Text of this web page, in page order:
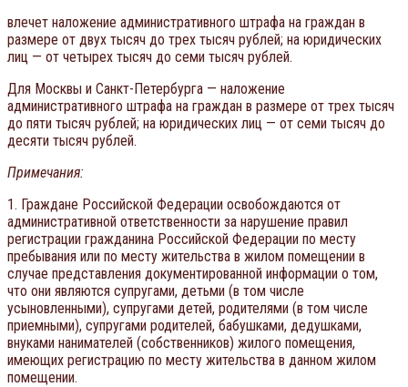
влечет наложение административного штрафа на граждан в
размере от двух тысяч до трех тысяч рублей; на юридических
лиц — от четырех тысяч до семи тысяч рублей.
Для Москвы и Санкт-Петербурга — наложение
административного штрафа на граждан в размере от трех тысяч
до пяти тысяч рублей; на юридических лиц — от семи тысяч до
десяти тысяч рублей.
Примечания:
1. Граждане Российской Федерации освобождаются от
административной ответственности за нарушение правил
регистрации гражданина Российской Федерации по месту
пребывания или по месту жительства в жилом помещении в
случае представления документированной информации о том,
что они являются супругами, детьми (в том числе
усыновленными), супругами детей, родителями (в том числе
приемными), супругами родителей, бабушками, дедушками,
внуками нанимателей (собственников) жилого помещения,
имеющих регистрацию по месту жительства в данном жилом
помещении.